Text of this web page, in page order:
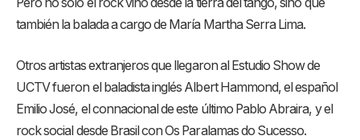
también la balada a cargo de María Martha Serra Lima.
Otros artistas extranjeros que llegaron al Estudio Show de
UCTV fueron el baladista inglés Albert Hammond, el español
Emilio José, el connacional de este último Pablo Abraira, y el
rock social desde Brasil con Os Paralamas do Sucesso.